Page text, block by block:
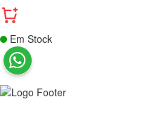
Em Stock